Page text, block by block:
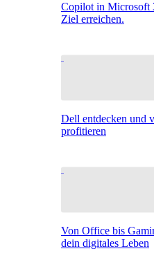
Copilot in Microsoft
Ziel erreichen.
Dell entdecken und
profitieren
Von Office bis
dein digitales Leben